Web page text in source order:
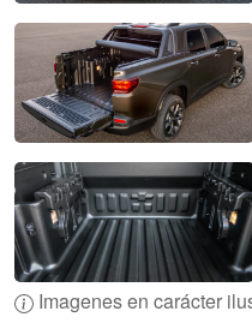
Imagenes en carácter